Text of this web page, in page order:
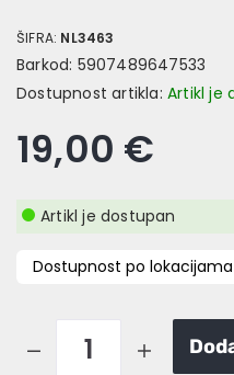
ŠIFRA: NL3463
Barkod: 5907489647533
Dostupnost artikla: Artikl je
19,00 €
Artikl je dostupan
Dostupnost po lokacijama